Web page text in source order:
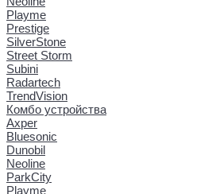
Playme
Prestige
SilverStone
Street Storm
Subini
Radartech
TrendVision
Комбо устройства
Axper
Bluesonic
Dunobil
Neoline
ParkCity
Playme